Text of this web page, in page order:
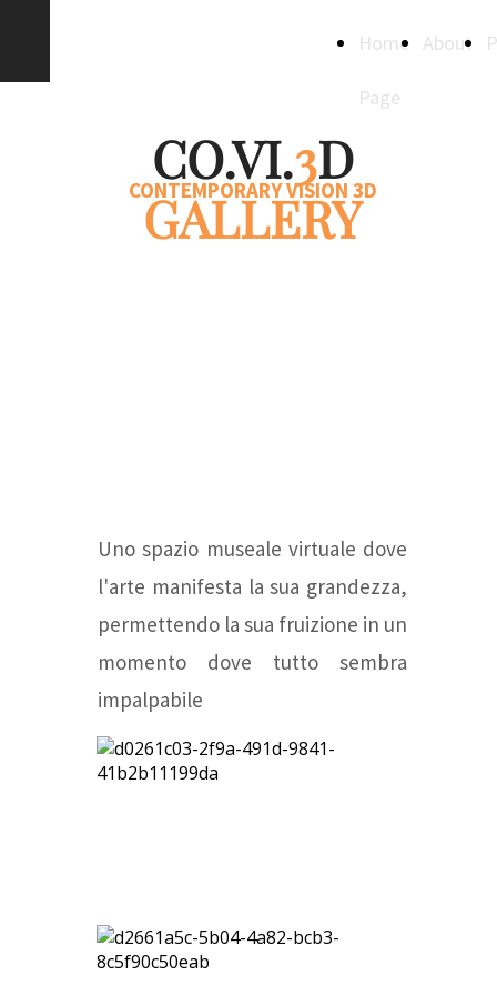
Home
Page
About
CO.VI.3D
GALLERY
CONTEMPORARY VISION 3D
Uno spazio museale virtuale dove
l'arte manifesta la sua grandezza,
permettendo la sua fruizione in un
momento dove tutto sembra
impalpabile